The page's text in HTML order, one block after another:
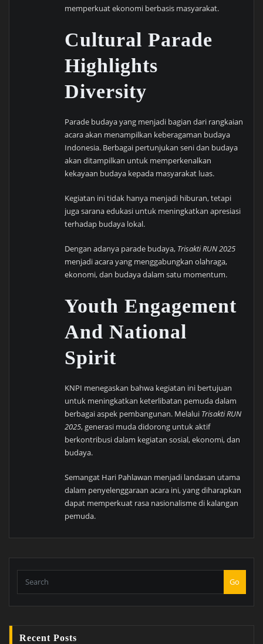
memperkuat ekonomi berbasis masyarakat.
Cultural Parade
Highlights
Diversity
Parade budaya yang menjadi bagian dari rangkaian
acara akan menampilkan keberagaman budaya
Indonesia. Berbagai pertunjukan seni dan budaya
akan ditampilkan untuk memperkenalkan
kekayaan budaya kepada masyarakat luas.
Kegiatan ini tidak hanya menjadi hiburan, tetapi
juga sarana edukasi untuk meningkatkan apresiasi
terhadap budaya lokal.
Dengan adanya parade budaya, Trisakti RUN 2025
menjadi acara yang menggabungkan olahraga,
ekonomi, dan budaya dalam satu momentum.
Youth Engagement
And National
Spirit
KNPI menegaskan bahwa kegiatan ini bertujuan
untuk meningkatkan keterlibatan pemuda dalam
berbagai aspek pembangunan. Melalui Trisakti RUN
2025, generasi muda didorong untuk aktif
berkontribusi dalam kegiatan sosial, ekonomi, dan
budaya.
Semangat Hari Pahlawan menjadi landasan utama
dalam penyelenggaraan acara ini, yang diharapkan
dapat memperkuat rasa nasionalisme di kalangan
pemuda.
Go
Recent Posts